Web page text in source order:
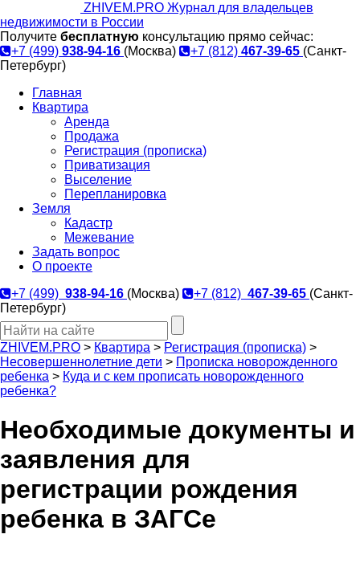
ZHIVEM.PRO Журнал для владельцев
недвижимости в России
Получите бесплатную консультацию прямо сейчас:
+7 (499) 938-94-16 (Москва) +7 (812) 467-39-65 (Санкт-
Петербург)
Главная
Квартира
Аренда
Продажа
Регистрация (прописка)
Приватизация
Выселение
Перепланировка
Земля
Кадастр
Межевание
Задать вопрос
О проекте
+7 (499) 938-94-16 (Москва) +7 (812) 467-39-65 (Санкт-
Петербург)
ZHIVEM.PRO > Квартира > Регистрация (прописка) >
Несовершеннолетние дети > Прописка новорожденного
ребенка > Куда и с кем прописать новорожденного
ребенка?
Необходимые документы и
заявления для
регистрации рождения
ребенка в ЗАГСе